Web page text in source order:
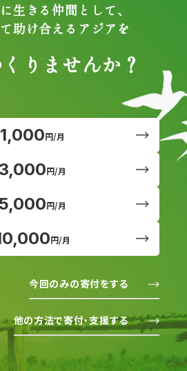
生きる仲間として、
助け合えるアジアを
りませんか？
1,000円/月
3,000円/月
5,000円/月
円/月
今回のみの寄付をする
他の方法で寄付・支援する